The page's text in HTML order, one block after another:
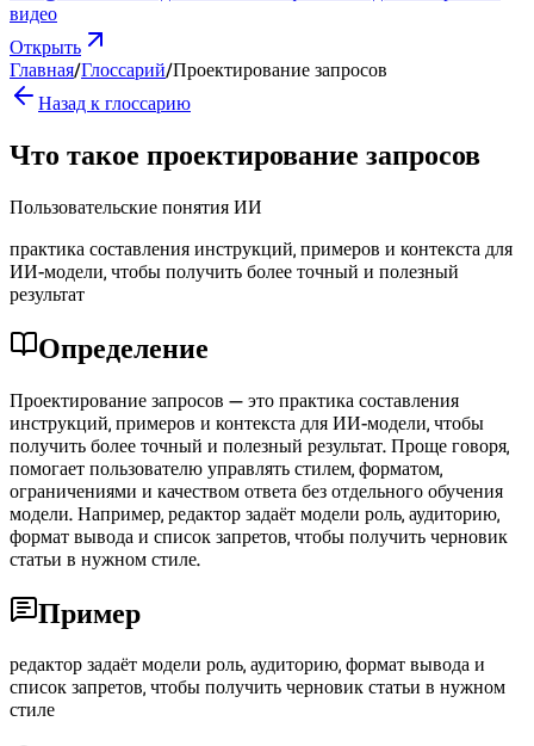
видео
Открыть
Главная/Глоссарий/Проектирование запросов
Назад к глоссарию
Что такое проектирование запросов
Пользовательские понятия ИИ
практика составления инструкций, примеров и контекста для
ИИ-модели, чтобы получить более точный и полезный
результат
Определение
Проектирование запросов — это практика составления
инструкций, примеров и контекста для ИИ-модели, чтобы
получить более точный и полезный результат. Проще говоря,
помогает пользователю управлять стилем, форматом,
ограничениями и качеством ответа без отдельного обучения
модели. Например, редактор задаёт модели роль, аудиторию,
формат вывода и список запретов, чтобы получить черновик
статьи в нужном стиле.
Пример
редактор задаёт модели роль, аудиторию, формат вывода и
список запретов, чтобы получить черновик статьи в нужном
стиле